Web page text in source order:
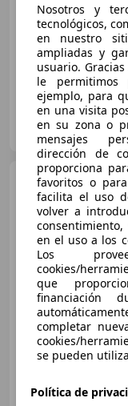
07/2022
OCASIONPLUS LAS
ES-28232 LAS ROZAS
06/2021
FLEXICAR MADRID
ES-2870 SAN
Nosotros y
tecnológicos,
en nuestro
ampliadas y
usuario.
le permitimos
ejemplo, para
en una visita
en su zona o
mensajes
dirección de
proporciona
favoritos o
facilita el uso
volver a
en el uso a los
Los
cookies/
que
financiación
completar
cookies/
se pueden
Política de